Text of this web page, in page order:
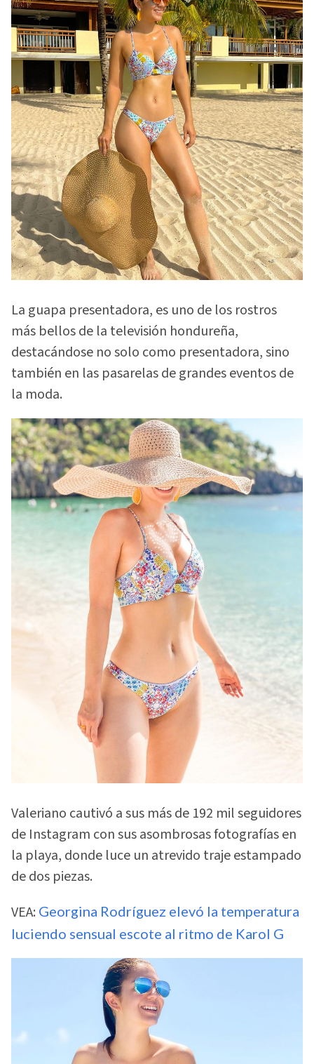
La guapa presentadora, es uno de los rostros
más bellos de la televisión hondureña,
destacándose no solo como presentadora, sino
también en las pasarelas de grandes eventos de
la moda.
Valeriano cautivó a sus más de 192 mil seguidores
de Instagram con sus asombrosas fotografías en
la playa, donde luce un atrevido traje estampado
de dos piezas.
VEA: Georgina Rodríguez elevó la temperatura
luciendo sensual escote al ritmo de Karol G